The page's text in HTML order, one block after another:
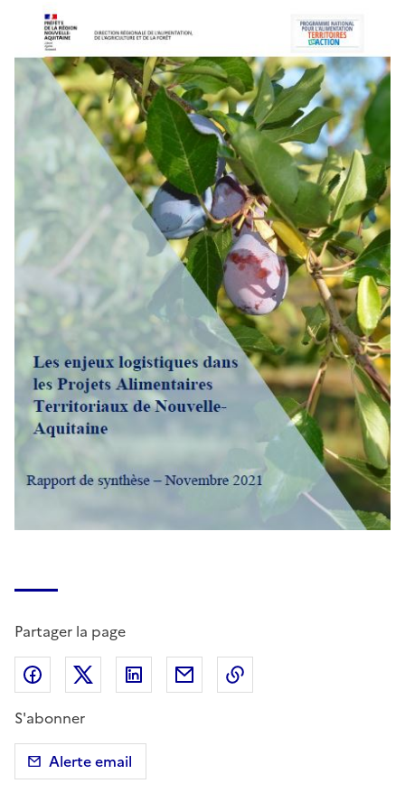
Partager la page
Partager sur Facebook
Partager sur X (anciennement Twitter)
Partager sur LinkedIn
Partager par email
S'abonner
Alerte email